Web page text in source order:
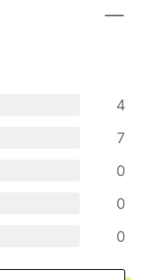
4
7
0
0
0